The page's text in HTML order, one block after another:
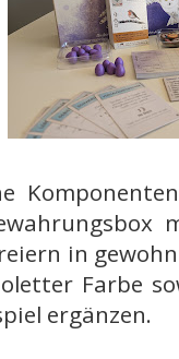
in
Farbe
ergänzen.